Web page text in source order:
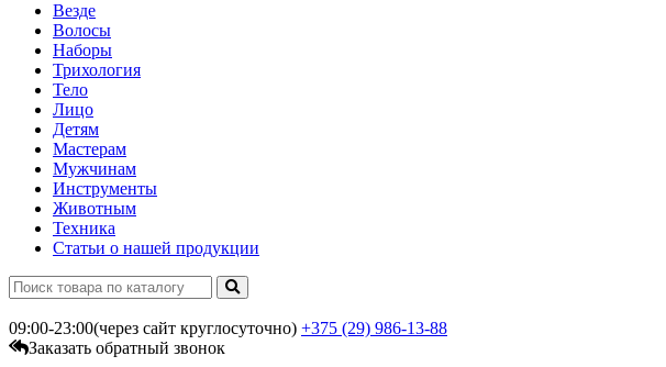
Везде
Волосы
Наборы
Трихология
Тело
Лицо
Детям
Мастерам
Мужчинам
Инструменты
Животным
Техника
Статьи о нашей продукции
09:00-23:00(через сайт круглосуточно) +375 (29) 986-13-88
Заказать обратный звонок